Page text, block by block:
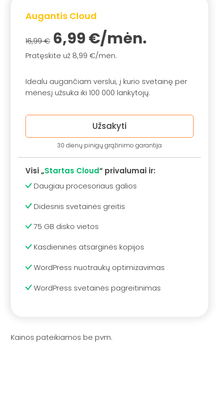
Augantis Cloud
16,99 €6,99 €/mėn.
Pratęskite už 8,99 €/mėn.
Idealu augančiam verslui, į kurio svetainę per
mėnesį užsuka iki 100 000 lankytojų.
Užsakyti
30 dienų pinigų grąžinimo garantija
Visi „Startas Cloud“ privalumai ir:
Daugiau procesoriaus galios
Didesnis svetainės greitis
75 GB disko vietos
Kasdieninės atsarginės kopijos
WordPress nuotraukų optimizavimas
WordPress svetainės pagreitinimas
Kainos pateikiamos be pvm.